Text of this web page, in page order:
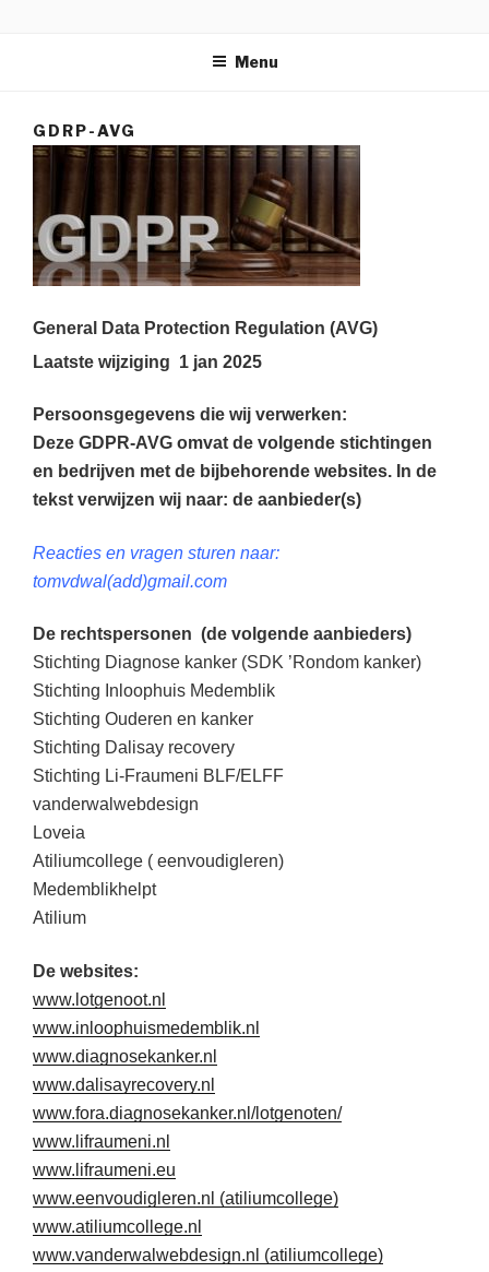
Menu
GDRP-AVG
General Data Protection Regulation (AVG)
Laatste wijziging 1 jan 2025
Persoonsgegevens die wij verwerken:
Deze GDPR-AVG omvat de volgende stichtingen
en bedrijven met de bijbehorende websites. In de
tekst verwijzen wij naar: de aanbieder(s)
Reacties en vragen sturen naar:
tomvdwal(add)gmail.com
De rechtspersonen (de volgende aanbieders)
Stichting Diagnose kanker (SDK ’Rondom kanker)
Stichting Inloophuis Medemblik
Stichting Ouderen en kanker
Stichting Dalisay recovery
Stichting Li-Fraumeni BLF/ELFF
vanderwalwebdesign
Loveia
Atiliumcollege ( eenvoudigleren)
Medemblikhelpt
Atilium
De websites:
www.lotgenoot.nl
www.inloophuismedemblik.nl
www.diagnosekanker.nl
www.dalisayrecovery.nl
www.fora.diagnosekanker.nl/lotgenoten/
www.lifraumeni.nl
www.lifraumeni.eu
www.eenvoudigleren.nl (atiliumcollege)
www.atiliumcollege.nl
www.vanderwalwebdesign.nl (atiliumcollege)